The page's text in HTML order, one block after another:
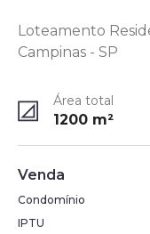
Loteamento
Campinas - SP
Área total
1200 m²
Venda
Condomínio
IPTU